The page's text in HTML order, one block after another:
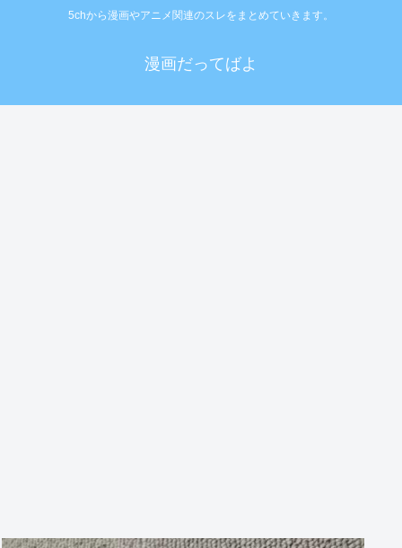
5chから漫画やアニメ関連のスレをまとめていきます。
漫画だってばよ